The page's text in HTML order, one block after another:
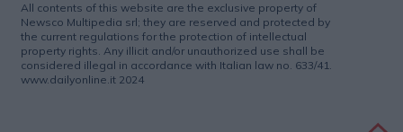
All contents of this website are the exclusive property of
Newsco Multipedia srl; they are reserved and protected by
the current regulations for the protection of intellectual
property rights. Any illicit and/or unauthorized use shall be
considered illegal in accordance with Italian law no. 633/41.
www.dailyonline.it 2024